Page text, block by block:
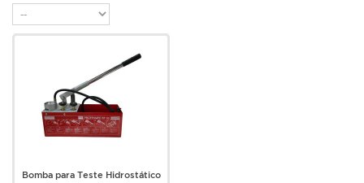
Bomba para Teste Hidrostático